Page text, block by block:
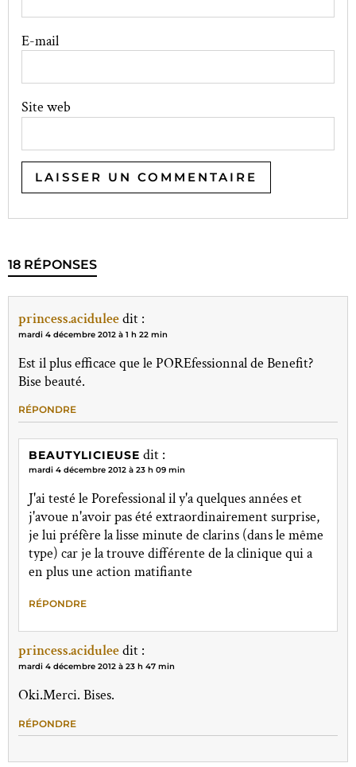
E-mail
Site web
18 RÉPONSES
princess.aciduleedit :
mardi 4 décembre 2012 à 1 h 22 min
Est il plus efficace que le POREfessionnal de Benefit?
Bise beauté.
RÉPONDRE
BEAUTYLICIEUSE dit :
mardi 4 décembre 2012 à 23 h 09 min
J'ai testé le Porefessional il y'a quelques années et
j'avoue n'avoir pas été extraordinairement surprise,
je lui préfère la lisse minute de clarins (dans le même
type) car je la trouve différente de la clinique qui a
en plus une action matifiante
RÉPONDRE
princess.aciduleedit :
mardi 4 décembre 2012 à 23 h 47 min
Oki.Merci. Bises.
RÉPONDRE